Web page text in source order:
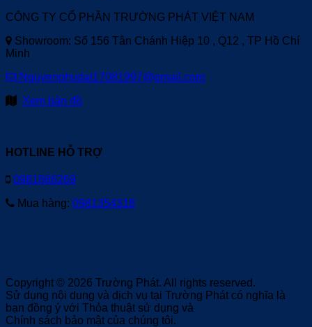
CÔNG TY CỔ PHẦN TRƯỜNG PHÁT VIỆT NAM
Showroom: Số 156 Tân Chánh Hiệp 10 , Q12 , TP Hồ Chí
Minh
Nguyenphudat17081997@gmail.com
Xem bản đồ
HOTLINE HỖ TRỢ
0981886269
Mua hàng: 0981354318
Copyright © 2026 Trường Phát. All rights reserved.
Sử dụng nội dung và dịch vụ tại Trường Phát có nghĩa là
bạn đồng ý với Thỏa thuật sử dụng và
Chính sách bảo mật của chúng tôi.